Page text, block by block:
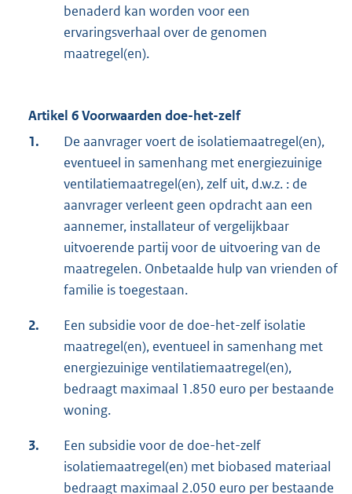
benaderd kan worden voor een
ervaringsverhaal over de genomen
maatregel(en).
Artikel 6 Voorwaarden doe-het-zelf
1.
De aanvrager voert de isolatiemaatregel(en),
eventueel in samenhang met energiezuinige
ventilatiemaatregel(en), zelf uit, d.w.z. : de
aanvrager verleent geen opdracht aan een
aannemer, installateur of vergelijkbaar
uitvoerende partij voor de uitvoering van de
maatregelen. Onbetaalde hulp van vrienden of
familie is toegestaan.
2.
Een subsidie voor de doe-het-zelf isolatie
maatregel(en), eventueel in samenhang met
energiezuinige ventilatiemaatregel(en),
bedraagt maximaal 1.850 euro per bestaande
woning.
3.
Een subsidie voor de doe-het-zelf
isolatiemaatregel(en) met biobased materiaal
bedraagt maximaal 2.050 euro per bestaande